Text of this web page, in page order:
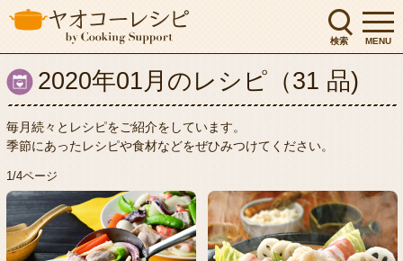
検索 MENU
2020年01月のレシピ（31 品)
毎月続々とレシピをご紹介をしています。
季節にあったレシピや食材などをぜひみつけてください。
1/4ページ